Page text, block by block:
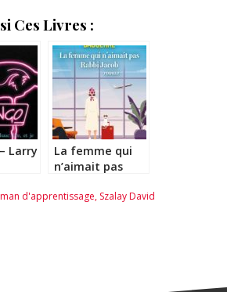
Ces Livres :
Larry
La femme qui
n’aimait pas
Jean Philippe
d'apprentissage, Szalay David